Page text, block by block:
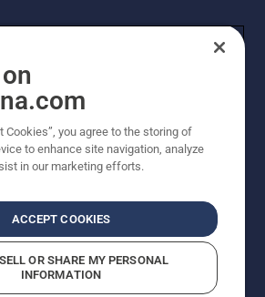
Med enerett. Angitte priser
Alle oppgitte priser er veiledende
for direkte kjøp.
mistanker om regelbruddÅpenhetsloven
Likestilling
Cookies”, you agree to the storing of
to enhance site navigation, analyze
in our marketing efforts.
ACCEPT COOKIES
OR SHARE MY PERSONAL
INFORMATION